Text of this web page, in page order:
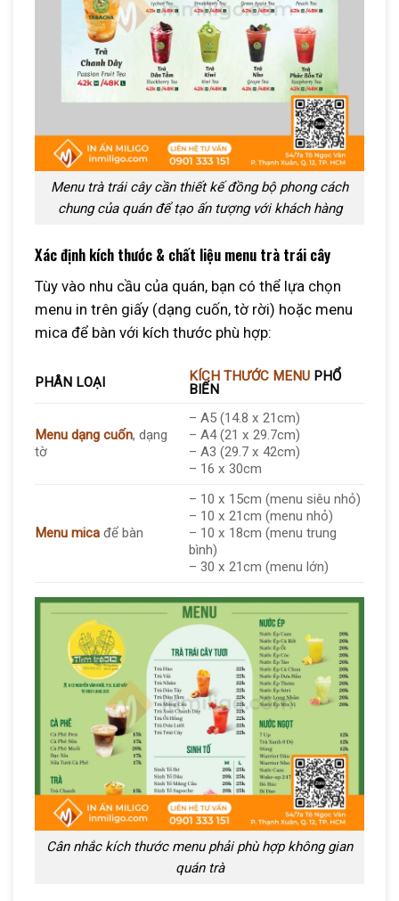
Menu trà trái cây cần thiết kế đồng bộ phong cách
chung của quán để tạo ấn tượng với khách hàng
Xác định kích thước & chất liệu menu trà trái cây
Tùy vào nhu cầu của quán, bạn có thể lựa chọn
menu in trên giấy (dạng cuốn, tờ rời) hoặc menu
mica để bàn với kích thước phù hợp:
PHÂN LOẠI KÍCH THƯỚC MENUPHỔ
BIẾN
Menu dạng cuốn, dạng
tờ
– A5 (14.8 x 21cm)
– A4 (21 x 29.7cm)
– A3 (29.7 x 42cm)
– 16 x 30cm
Menu mica để bàn
– 10 x 15cm (menu siêu nhỏ)
– 10 x 21cm (menu nhỏ)
– 10 x 18cm (menu trung
bình)
– 30 x 21cm (menu lớn)
Cân nhắc kích thước menu phải phù hợp không gian
quán trà